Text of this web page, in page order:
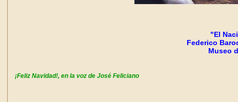
"El
Federico
Museo
¡Feliz Navidad!,en la voz de José Feliciano